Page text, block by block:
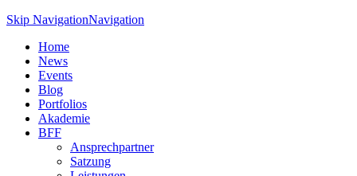
Skip NavigationNavigation
Home
News
Events
Blog
Portfolios
Akademie
BFF
Ansprechpartner
Satzung